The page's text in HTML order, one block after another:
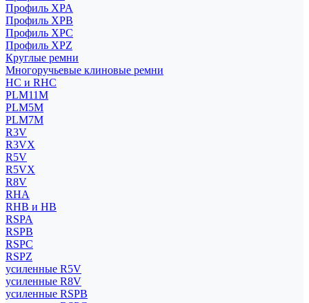
Профиль XPA
Профиль XPB
Профиль XPC
Профиль XPZ
Круглые ремни
Многоручьевые клиновые ремни
HC и RHC
PLM11M
PLM5M
PLM7M
R3V
R3VX
R5V
R5VX
R8V
RHA
RHB и HB
RSPA
RSPB
RSPC
RSPZ
усиленные R5V
усиленные R8V
усиленные RSPB